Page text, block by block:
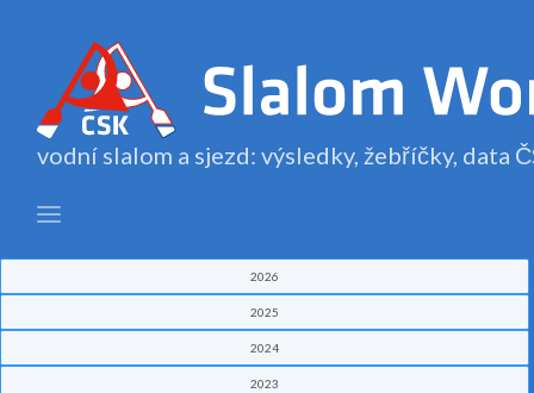
vodní slalom a sjezd: výsledky, žebříčky, data
2026
2025
2024
2023